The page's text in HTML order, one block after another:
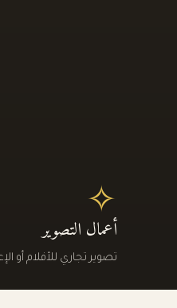
✧
أعمال التصوير
تصوير تجاري للأفلام أو